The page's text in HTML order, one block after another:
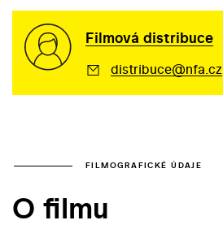
Filmová distribuce
distribuce@nfa.cz
FILMOGRAFICKÉ ÚDAJE
O filmu